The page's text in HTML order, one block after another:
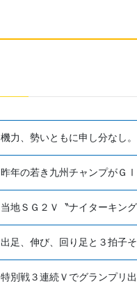
機力、勢いともに申し分なし
昨年の若き九州チャンプがＧ
当地ＳＧ２Ｖ〝ナイターキン
出足、伸び、回り足と３拍子
特別戦３連続Ｖでグランプリ